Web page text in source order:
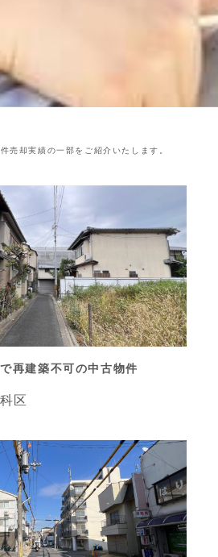
売却実績の一部をご紹介いたします。
再建築不可の中古物件
区